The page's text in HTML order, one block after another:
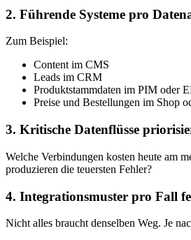
2. Führende Systeme pro
Zum Beispiel:
Content im CMS
Leads im CRM
Produktstammdaten im PIM oder
Preise und Bestellungen im Shop
3. Kritische Datenflüsse
Welche Verbindungen kosten heute am
produzieren die teuersten Fehler?
4. Integrationsmuster pro Fall
Nicht alles braucht denselben Weg. Je